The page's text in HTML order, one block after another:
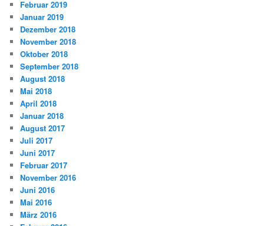
Februar 2019
Januar 2019
Dezember 2018
November 2018
Oktober 2018
September 2018
August 2018
Mai 2018
April 2018
Januar 2018
August 2017
Juli 2017
Juni 2017
Februar 2017
November 2016
Juni 2016
Mai 2016
März 2016